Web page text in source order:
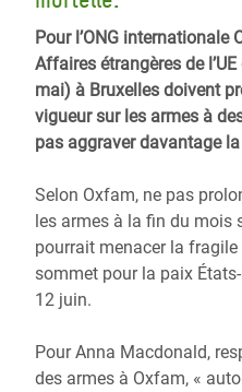
Pour l’ONG internationale
Affaires étrangères de
mai) à Bruxelles doivent
vigueur sur les armes à
pas aggraver davantage
Selon Oxfam, ne pas
les armes à la fin du mois
pourrait menacer la
sommet pour la paix
12 juin.
Pour Anna Macdonald,
des armes à Oxfam, «